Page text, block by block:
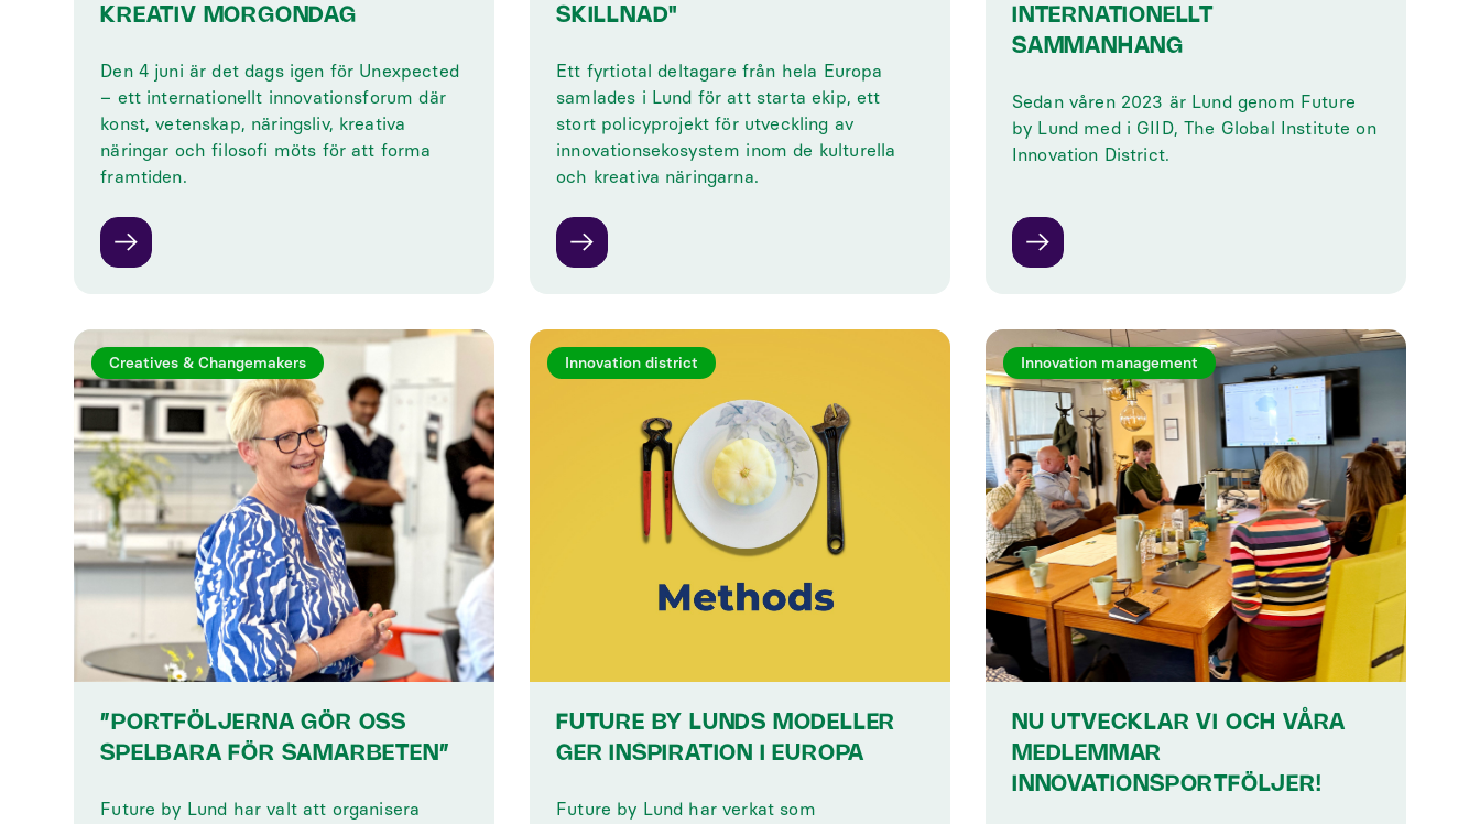
KREATIV MORGONDAG
Den 4 juni är det dags igen för Unexpected
– ett internationellt innovationsforum där
konst, vetenskap, näringsliv, kreativa
näringar och filosofi möts för att forma
framtiden.
SKILLNAD"
Ett fyrtiotal deltagare från hela Europa
samlades i Lund för att starta ekip, ett
stort policyprojekt för utveckling av
innovationsekosystem inom de kulturella
och kreativa näringarna.
INTERNATIONELLT
SAMMANHANG
‍Sedan våren 2023 är Lund genom Future
by Lund med i GIID, The Global Institute on
Innovation District.
Creatives & Changemakers
”PORTFÖLJERNA GÖR OSS
SPELBARA FÖR SAMARBETEN”
Future by Lund har valt att organisera
Innovation district
FUTURE BY LUNDS MODELLER
GER INSPIRATION I EUROPA
Future by Lund har verkat som
Innovation management
NU UTVECKLAR VI OCH VÅRA
MEDLEMMAR
INNOVATIONSPORTFÖLJER!